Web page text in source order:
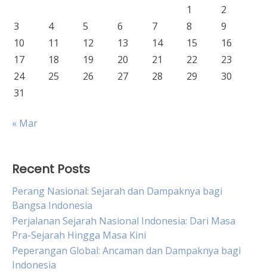
1
2
3
4 5 6 7 8
9
10
11 12 13 14 15
16
17
18 19 20 21 22
23
24
25 26 27 28 29
30
31
« Mar
Recent Posts
Perang Nasional: Sejarah dan Dampaknya bagi
Bangsa Indonesia
Perjalanan Sejarah Nasional Indonesia: Dari Masa
Pra-Sejarah Hingga Masa Kini
Peperangan Global: Ancaman dan Dampaknya bagi
Indonesia